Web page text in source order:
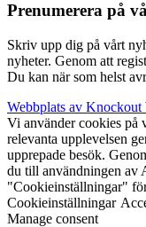
Prenumerera på
Skriv upp dig på vårt
nyheter. Genom att
Du kan när som helst
Webbplats av Knockout
Vi använder cookies på
relevanta upplevelsen
upprepade besök.
du till användningen av
"Cookieinställningar"
Cookieinställningar
Manage consent